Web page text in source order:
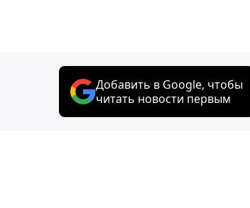
Добавить в Google, чтобы
читать новости первым